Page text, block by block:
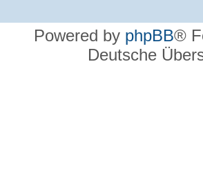
Powered by phpBB®
Deutsche